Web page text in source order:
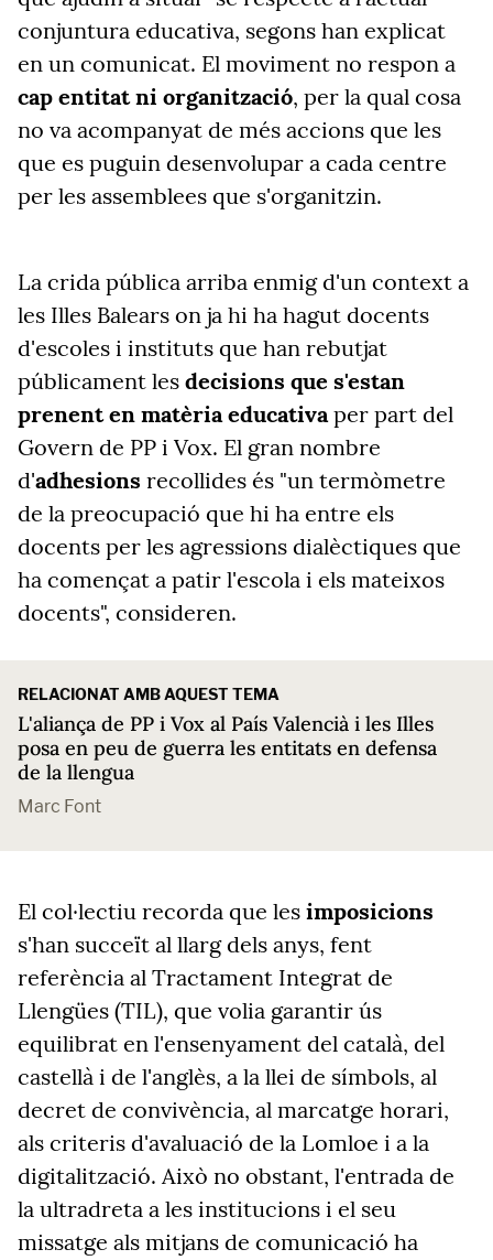
conjuntura educativa, segons han explicat
en un comunicat. El moviment no respon a
cap entitat ni organització, per la qual cosa
no va acompanyat de més accions que les
que es puguin desenvolupar a cada centre
per les assemblees que s'organitzin.
La crida pública arriba enmig d'un context a
les Illes Balears on ja hi ha hagut docents
d'escoles i instituts que han rebutjat
públicament les decisions que s'estan
prenent en matèria educativaper part del
Govern de PP i Vox. El gran nombre
d'adhesions recollides és "un termòmetre
de la preocupació que hi ha entre els
docents per les agressions dialèctiques que
ha començat a patir l'escola i els mateixos
docents", consideren.
RELACIONAT AMB AQUEST TEMA
L'aliança de PP i Vox al País Valencià i les Illes
posa en peu de guerra les entitats en defensa
de la llengua
Marc Font
El col·lectiu recorda que les imposicions
s'han succeït al llarg dels anys, fent
referència al Tractament Integrat de
Llengües (TIL), que volia garantir ús
equilibrat en l'ensenyament del català, del
castellà i de l'anglès, a la llei de símbols, al
decret de convivència, al marcatge horari,
als criteris d'avaluació de la Lomloe i a la
digitalització. Això no obstant, l'entrada de
la ultradreta a les institucions i el seu
missatge als mitjans de comunicació ha